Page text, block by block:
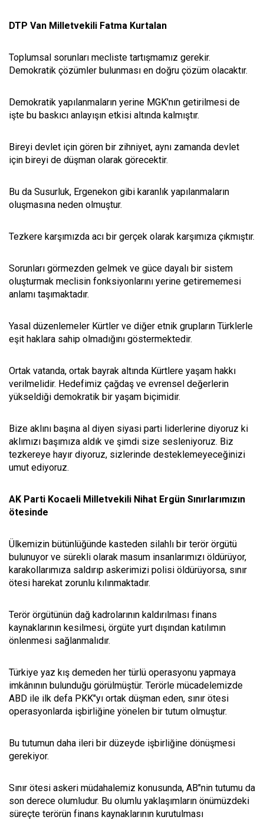
DTP Van Milletvekili Fatma Kurtalan
Toplumsal sorunları mecliste tartışmamız gerekir.
Demokratik çözümler bulunması en doğru çözüm olacaktır.
Demokratik yapılanmaların yerine MGK'nın getirilmesi de
işte bu baskıcı anlayışın etkisi altında kalmıştır.
Bireyi devlet için gören bir zihniyet, aynı zamanda devlet
için bireyi de düşman olarak görecektir.
Bu da Susurluk, Ergenekon gibi karanlık yapılanmaların
oluşmasına neden olmuştur.
Tezkere karşımızda acı bir gerçek olarak karşımıza çıkmıştır.
Sorunları görmezden gelmek ve güce dayalı bir sistem
oluşturmak meclisin fonksiyonlarını yerine getirememesi
anlamı taşımaktadır.
Yasal düzenlemeler Kürtler ve diğer etnik grupların Türklerle
eşit haklara sahip olmadığını göstermektedir.
Ortak vatanda, ortak bayrak altında Kürtlere yaşam hakkı
verilmelidir. Hedefimiz çağdaş ve evrensel değerlerin
yükseldiği demokratik bir yaşam biçimidir.
Bize aklını başına al diyen siyasi parti liderlerine diyoruz ki
aklımızı başımıza aldık ve şimdi size sesleniyoruz. Biz
tezkereye hayır diyoruz, sizlerinde desteklemeyeceğinizi
umut ediyoruz.
AK Parti Kocaeli Milletvekili Nihat Ergün Sınırlarımızın
ötesinde
Ülkemizin bütünlüğünde kasteden silahlı bir terör örgütü
bulunuyor ve sürekli olarak masum insanlarımızı öldürüyor,
karakollarımıza saldırıp askerimizi polisi öldürüyorsa, sınır
ötesi harekat zorunlu kılınmaktadır.
Terör örgütünün dağ kadrolarının kaldırılması finans
kaynaklarının kesilmesi, örgüte yurt dışından katılımın
önlenmesi sağlanmalıdır.
Türkiye yaz kış demeden her türlü operasyonu yapmaya
imkânının bulunduğu görülmüştür. Terörle mücadelemizde
ABD ile ilk defa PKK"yı ortak düşman eden, sınır ötesi
operasyonlarda işbirliğine yönelen bir tutum olmuştur.
Bu tutumun daha ileri bir düzeyde işbirliğine dönüşmesi
gerekiyor.
Sınır ötesi askeri müdahalemiz konusunda, AB"nin tutumu da
son derece olumludur. Bu olumlu yaklaşımların önümüzdeki
süreçte terörün finans kaynaklarının kurutulması